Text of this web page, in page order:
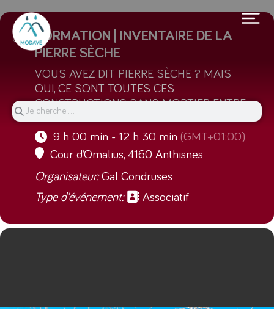
15
MAR
FORMATION | INVENTAIRE DE LA
PIERRE SÈCHE
VOUS AVEZ DIT PIERRE SÈCHE ? MAIS
OUI, CE SONT TOUTES CES
CONSTRUCTIONS SANS MORTIER ENTRE
9 h 00 min - 12 h 30 min (GMT+01:00)
Cour d’Omalius, 4160 Anthisnes
Organisateur: Gal Condruses
Type d'événement:
Associatif